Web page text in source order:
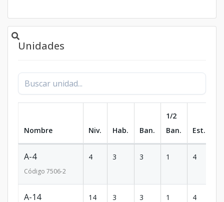
Unidades
Nombre Niv. Hab. Ban.
1/2
Ban.
Est.
A-4
Código 7506-2
4 3 3 1 4
A-14 14 3 3 1 4